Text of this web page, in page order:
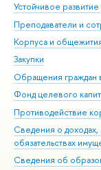
Устойчивое
Преподаватели и
Корпуса и
Закупки
Обращения
Фонд целевого
Противодействие
Сведения о
обязательствах
Сведения об